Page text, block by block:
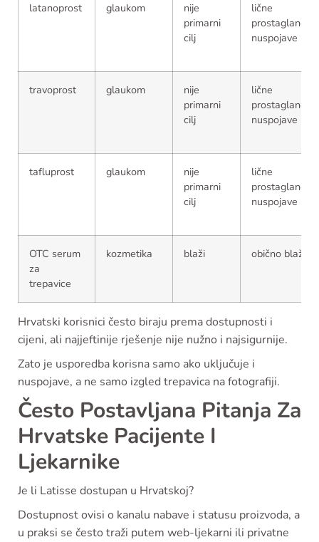
latanoprost glaukom
nije
primarni
cilj
lične
nuspojave
travoprost glaukom
nije
primarni
cilj
lične
nuspojave
tafluprost glaukom
nije
primarni
cilj
lične
nuspojave
OTC serum
za
trepavice
kozmetika blaži obično blaže
Hrvatski korisnici često biraju prema dostupnosti i
cijeni, ali najjeftinije rješenje nije nužno i najsigurnije.
Zato je usporedba korisna samo ako uključuje i
nuspojave, a ne samo izgled trepavica na fotografiji.
Često Postavljana Pitanja Za
Hrvatske Pacijente I
Ljekarnike
Je li Latisse dostupan u Hrvatskoj?
Dostupnost ovisi o kanalu nabave i statusu proizvoda, a
u praksi se često traži putem web-ljekarni ili privatne